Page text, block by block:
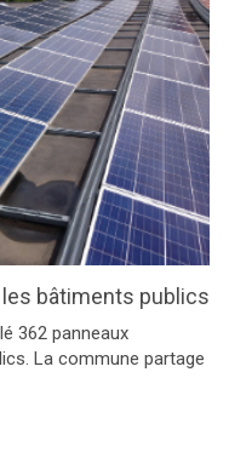
bâtiments publics
362 panneaux
La commune partage